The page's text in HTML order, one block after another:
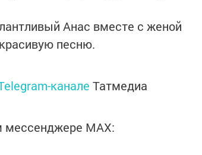
Анас вместе с женой
песню.
канале Татмедиа
мессенджере MАХ: